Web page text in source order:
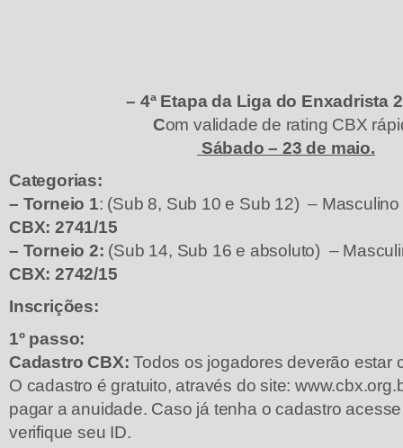
– 4ª Etapa da Liga do Enxadrista
Com validade de rating CBX
Sábado – 23 de maio.
Categorias:
– Torneio 1: (Sub 8, Sub 10 e Sub 12) –
CBX: 2741/15
– Torneio 2: (Sub 14, Sub 16 e absoluto) –
CBX: 2742/15
Inscrições:
1ºpasso:
Cadastro CBX: Todos os jogadores deverão estar
O cadastro é gratuito, através do site:
pagar a anuidade. Caso já tenha o cadastro
verifique seu ID.